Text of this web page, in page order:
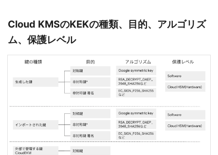
Cloud KMSのKEKの種類、目的、アルゴリズ
ム、保護レベル